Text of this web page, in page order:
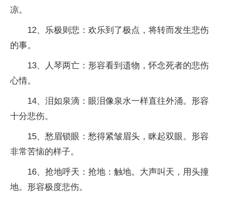
凉。
12、乐极则悲：欢乐到了极点，将转而发生悲伤
的事。
13、人琴两亡：形容看到遗物，怀念死者的悲伤
心情。
14、泪如泉滴：眼泪像泉水一样直往外涌。形容
十分悲伤。
15、愁眉锁眼：愁得紧皱眉头，眯起双眼。形容
非常苦恼的样子。
16、抢地呼天：抢地：触地。大声叫天，用头撞
地。形容极度悲伤。